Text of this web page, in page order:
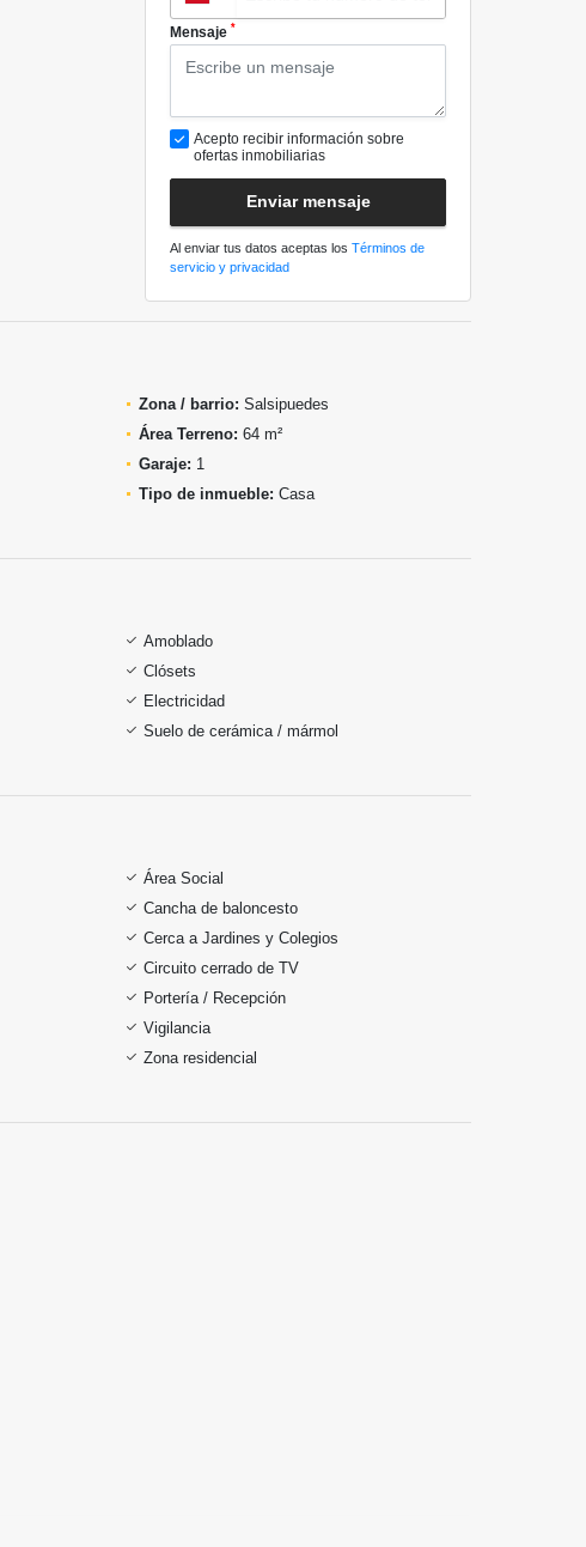
Mensaje *
Acepto recibir información sobre
ofertas inmobiliarias
Enviar mensaje
Al enviar tus datos aceptas los Términos de
servicio y privacidad
Zona / barrio: Salsipuedes
Área Terreno: 64 m²
Garaje: 1
Tipo de inmueble: Casa
Amoblado
Clósets
Electricidad
Suelo de cerámica / mármol
Área Social
Cancha de baloncesto
Cerca a Jardines y Colegios
Circuito cerrado de TV
Portería / Recepción
Vigilancia
Zona residencial